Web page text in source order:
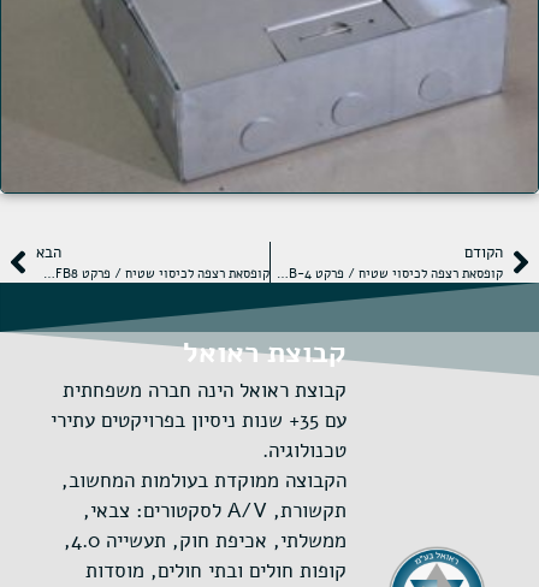
הקודם
קופסאת רצפה לכיסוי שטיח / פרקט MCS-FB-4
הבא
קופסאת רצפה לכיסוי שטיח / פרקט MCS-FB8
קבוצת ראואל
קבוצת ראואל הינה חברה משפחתית
עם 35+ שנות ניסיון בפרויקטים עתירי
טכנולוגיה.
הקבוצה ממוקדת בעולמות המחשוב,
תקשורת, A/V לסקטורים: צבאי,
ממשלתי, אכיפת חוק, תעשייה 4.0,
קופות חולים ובתי חולים, מוסדות